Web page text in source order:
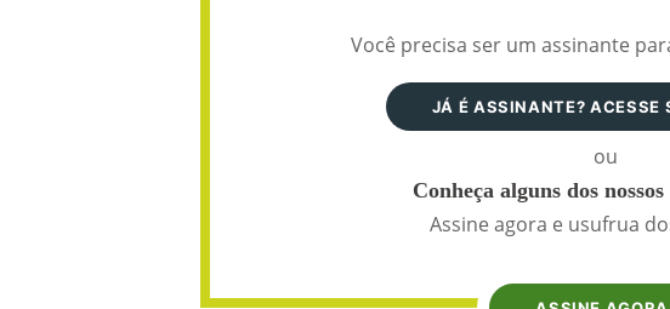
Você precisa ser um assinante
JÁ É ASSINANTE? ACESSE
ou
Conheça alguns dos
Assine agora e usufrua